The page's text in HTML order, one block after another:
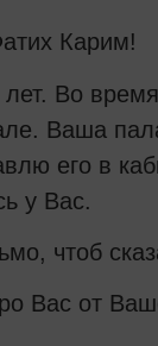
Карим!
Во
Ваша
его в
у Вас.
чтоб
Вас от